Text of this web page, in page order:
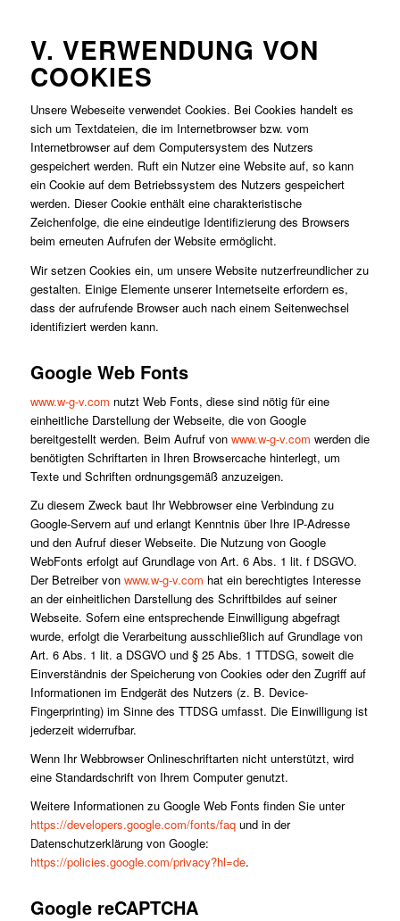
V. VERWENDUNG VON
COOKIES
Unsere Webeseite verwendet Cookies. Bei Cookies handelt es
sich um Textdateien, die im Internetbrowser bzw. vom
Internetbrowser auf dem Computersystem des Nutzers
gespeichert werden. Ruft ein Nutzer eine Website auf, so kann
ein Cookie auf dem Betriebssystem des Nutzers gespeichert
werden. Dieser Cookie enthält eine charakteristische
Zeichenfolge, die eine eindeutige Identifizierung des Browsers
beim erneuten Aufrufen der Website ermöglicht.
Wir setzen Cookies ein, um unsere Website nutzerfreundlicher zu
gestalten. Einige Elemente unserer Internetseite erfordern es,
dass der aufrufende Browser auch nach einem Seitenwechsel
identifiziert werden kann.
Google Web Fonts
www.w-g-v.com nutzt Web Fonts, diese sind nötig für eine
einheitliche Darstellung der Webseite, die von Google
bereitgestellt werden. Beim Aufruf vonwww.w-g-v.com werden die
benötigten Schriftarten in Ihren Browsercache hinterlegt, um
Texte und Schriften ordnungsgemäß anzuzeigen.
Zu diesem Zweck baut Ihr Webbrowser eine Verbindung zu
Google-Servern auf und erlangt Kenntnis über Ihre IP-Adresse
und den Aufruf dieser Webseite. Die Nutzung von Google
WebFonts erfolgt auf Grundlage von Art. 6 Abs. 1 lit. f DSGVO.
Der Betreiber von www.w-g-v.com hat ein berechtigtes Interesse
an der einheitlichen Darstellung des Schriftbildes auf seiner
Webseite. Sofern eine entsprechende Einwilligung abgefragt
wurde, erfolgt die Verarbeitung ausschließlich auf Grundlage von
Art. 6 Abs. 1 lit. a DSGVO und § 25 Abs. 1 TTDSG, soweit die
Einverständnis der Speicherung von Cookies oder den Zugriff auf
Informationen im Endgerät des Nutzers (z. B. Device-
Fingerprinting) im Sinne des TTDSG umfasst. Die Einwilligung ist
jederzeit widerrufbar.
Wenn Ihr Webbrowser Onlineschriftarten nicht unterstützt, wird
eine Standardschrift von Ihrem Computer genutzt.
Weitere Informationen zu Google Web Fonts finden Sie unter
https://developers.google.com/fonts/faqund in der
Datenschutzerklärung von Google:
https://policies.google.com/privacy?hl=de.
Google reCAPTCHA